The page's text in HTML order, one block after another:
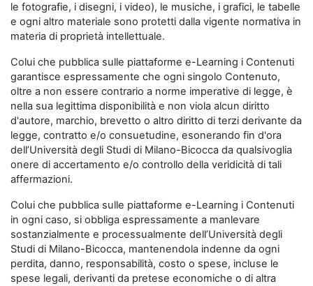
le fotografie, i disegni, i video), le musiche, i grafici, le tabelle
e ogni altro materiale sono protetti dalla vigente normativa in
materia di proprietà intellettuale.
Colui che pubblica sulle piattaforme e-Learning i Contenuti
garantisce espressamente che ogni singolo Contenuto,
oltre a non essere contrario a norme imperative di legge, è
nella sua legittima disponibilità e non viola alcun diritto
d'autore, marchio, brevetto o altro diritto di terzi derivante da
legge, contratto e/o consuetudine, esonerando fin d'ora
dell’Università degli Studi di Milano-Bicocca da qualsivoglia
onere di accertamento e/o controllo della veridicità di tali
affermazioni.
Colui che pubblica sulle piattaforme e-Learning i Contenuti
in ogni caso, si obbliga espressamente a manlevare
sostanzialmente e processualmente dell’Università degli
Studi di Milano-Bicocca, mantenendola indenne da ogni
perdita, danno, responsabilità, costo o spese, incluse le
spese legali, derivanti da pretese economiche o di altra